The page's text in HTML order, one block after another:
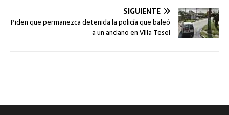
SIGUIENTE
Piden que permanezca detenida la policía que baleó
a un anciano en Villa Tesei